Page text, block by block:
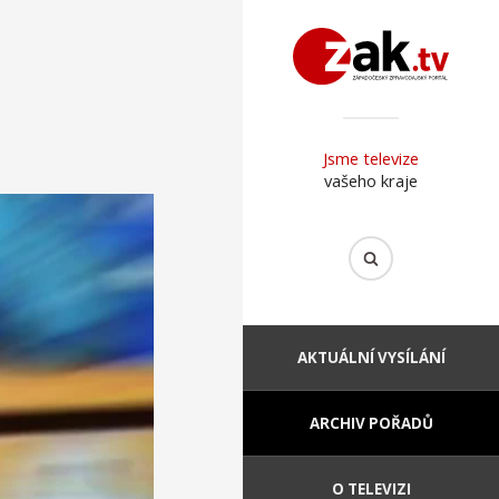
Jsme televize
vašeho kraje
AKTUÁLNÍ VYSÍLÁNÍ
ARCHIV POŘADŮ
O TELEVIZI